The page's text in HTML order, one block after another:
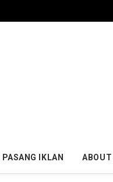
PASANG IKLAN ABOUT